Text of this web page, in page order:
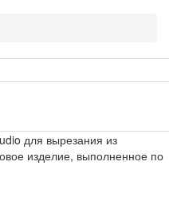
для вырезания из
изделие, выполненное по